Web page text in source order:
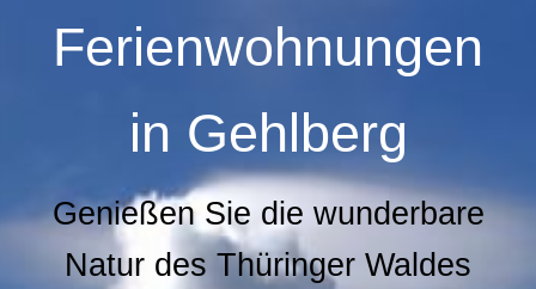
Ferienwohnungen
in Gehlberg
Genießen Sie die wunderbare
Natur des Thüringer Waldes